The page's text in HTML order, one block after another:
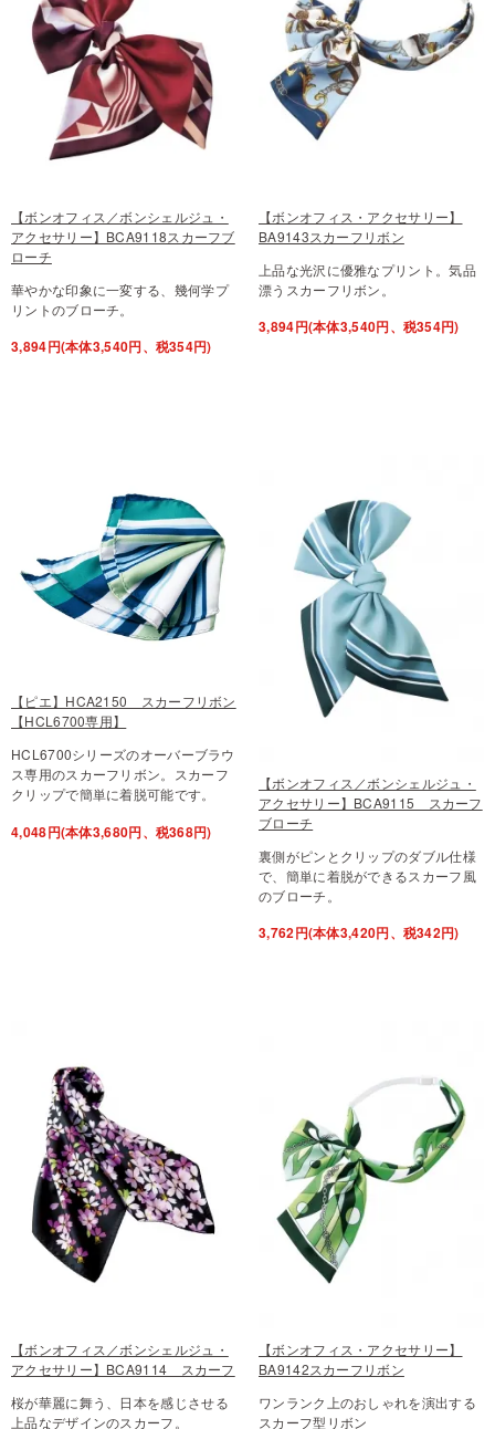
【ボンオフィス／ボンシェルジュ・
アクセサリー】BCA9118スカーフブ
ローチ
華やかな印象に一変する、幾何学プ
リントのブローチ。
3,894円(本体3,540円、税354円)
【ボンオフィス・アクセサリー】
BA9143スカーフリボン
上品な光沢に優雅なプリント。気品
漂うスカーフリボン。
3,894円(本体3,540円、税354円)
【ピエ】HCA2150 スカーフリボン
【HCL6700専用】
HCL6700シリーズのオーバーブラウ
ス専用のスカーフリボン。スカーフ
クリップで簡単に着脱可能です。
4,048円(本体3,680円、税368円)
【ボンオフィス／ボンシェルジュ・
アクセサリー】BCA9115 スカーフ
ブローチ
裏側がピンとクリップのダブル仕様
で、簡単に着脱ができるスカーフ風
のブローチ。
3,762円(本体3,420円、税342円)
【ボンオフィス／ボンシェルジュ・
アクセサリー】BCA9114 スカーフ
桜が華麗に舞う、日本を感じさせる
上品なデザインのスカーフ。
【ボンオフィス・アクセサリー】
BA9142スカーフリボン
ワンランク上のおしゃれを演出する
スカーフ型リボン